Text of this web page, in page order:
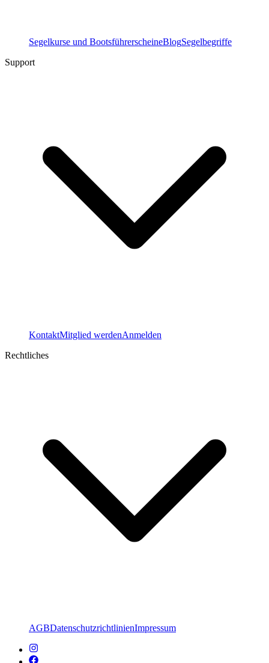
Segelkurse und BootsführerscheineBlogSegelbegriffe
Support
KontaktMitglied werdenAnmelden
Rechtliches
AGBDatenschutzrichtlinienImpressum